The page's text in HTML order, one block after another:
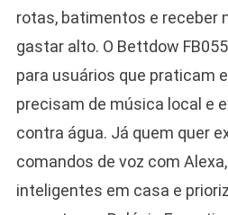
rotas, batimentos e receber
gastar alto. O Bettdow
para usuários que praticam
precisam de música local e
contra água. Já quem quer
comandos de voz com
inteligentes em casa e